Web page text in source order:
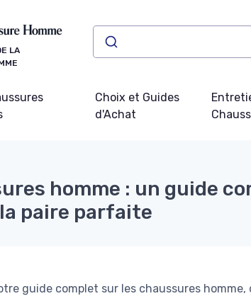
LA
Choix et Guides
d'Achat
homme : un guide
paire parfaite
guide complet sur les chaussures